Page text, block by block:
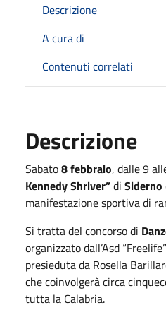
Descrizione
A cura di
Contenuti correlati
Descrizione
Sabato8 febbraio, dalle 9
Kennedy Shriver”di Siderno
manifestazione sportiva di
Si tratta del concorso di
organizzato dall’Asd
presieduta da Rosella
che coinvolgerà circa
tutta la Calabria.